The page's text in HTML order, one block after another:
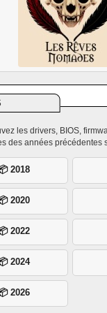
les drivers, BIOS,
des années précédentes
2018
2020
2022
2024
2026